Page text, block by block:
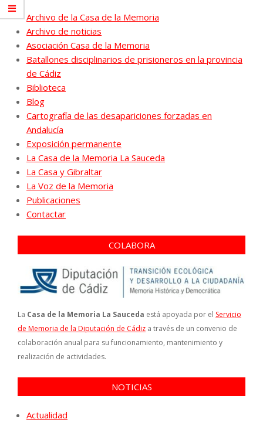
Archivo de la Casa de la Memoria
Archivo de noticias
Asociación Casa de la Memoria
Batallones disciplinarios de prisioneros en la provincia
de Cádiz
Biblioteca
Blog
Cartografía de las desapariciones forzadas en
Andalucía
Exposición permanente
La Casa de la Memoria La Sauceda
La Casa y Gibraltar
La Voz de la Memoria
Publicaciones
Contactar
COLABORA
La Casa de la Memoria La Sauceda está apoyada por el Servicio
de Memoria de la Diputación de Cádiz a través de un convenio de
colaboración anual para su funcionamiento, mantenimiento y
realización de actividades.
NOTICIAS
Actualidad